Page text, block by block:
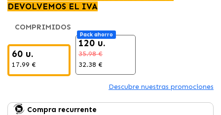
Ideal paraperros activos
fatiga.
DEVOLVEMOS EL IVA
COMPRIMIDOS
60 u.
17.99 €
Pack ahorro
120 u.
35.98 €
32.38 €
Descubre nuestras promociones
Compra recurrente